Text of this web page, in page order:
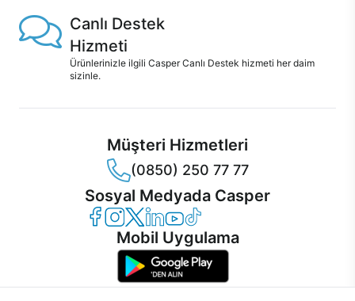
Canlı Destek
Hizmeti
Ürünlerinizle ilgili Casper Canlı Destek hizmeti her daim
sizinle.
Müşteri Hizmetleri
(0850) 250 77 77
Sosyal Medyada Casper
Casper Facebook
Casper Instagram
Casper Twitter
Casper LinkedIn
Casper YouTube
Casper TikTok
Mobil Uygulama